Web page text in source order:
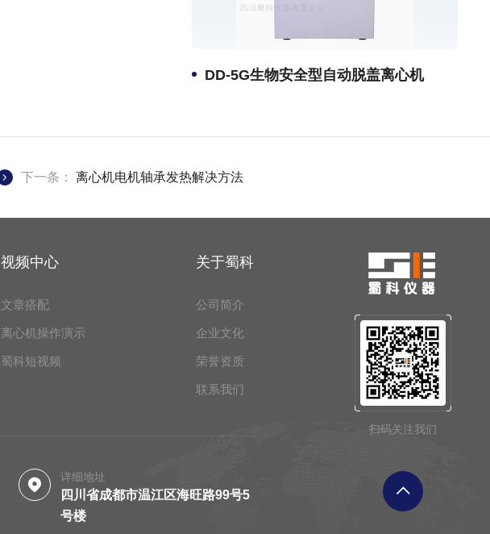
DD-5G生物安全型自动脱盖离心机
下一条： 离心机电机轴承发热解决方法
视频中心
文章搭配
离心机操作演示
蜀科短视频
关于蜀科
公司简介
企业文化
荣誉资质
联系我们
详细地址
四川省成都市温江区海旺路99号5
号楼
扫码关注我们